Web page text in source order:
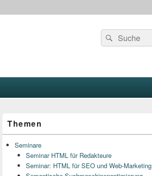
Search
for:
Search
Sidebar
Widget
Area
Themen
Seminare
Seminar HTML für Redakteure
Seminar: HTML für SEO und Web-Marketing